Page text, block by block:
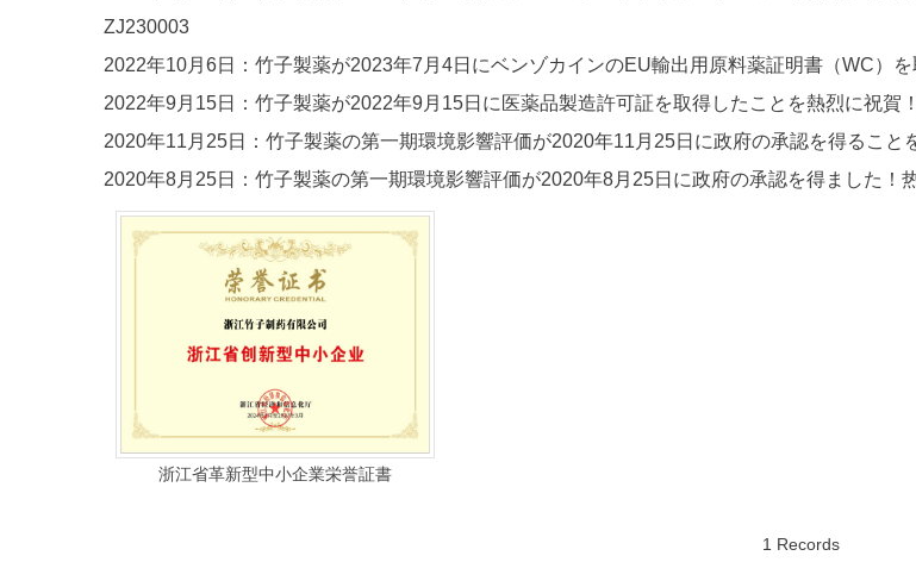
ZJ230003
2022年10月6日：竹子製薬が2023年7月4日にベンゾカインのEU輸出用原料薬証明書（WC）
2022年9月15日：竹子製薬が2022年9月15日に医薬品製造許可証を取得したことを熱烈に祝賀
2020年11月25日：竹子製薬の第一期環境影響評価が2020年11月25日に政府の承認を得ること
2020年8月25日：竹子製薬の第一期環境影響評価が2020年8月25日に政府の承認を得ました！
浙江省革新型中小企業栄誉証書
1 Records